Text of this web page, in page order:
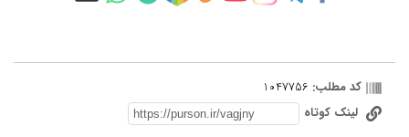
کد مطلب: 1047756
لینک کوتاه